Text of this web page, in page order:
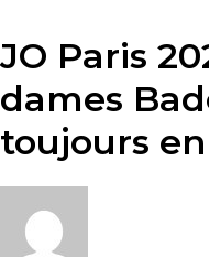
JO Paris
dames
toujours